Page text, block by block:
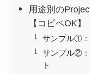
用途別の
【コピペOK】
サンプル①：
サンプル②：
ト